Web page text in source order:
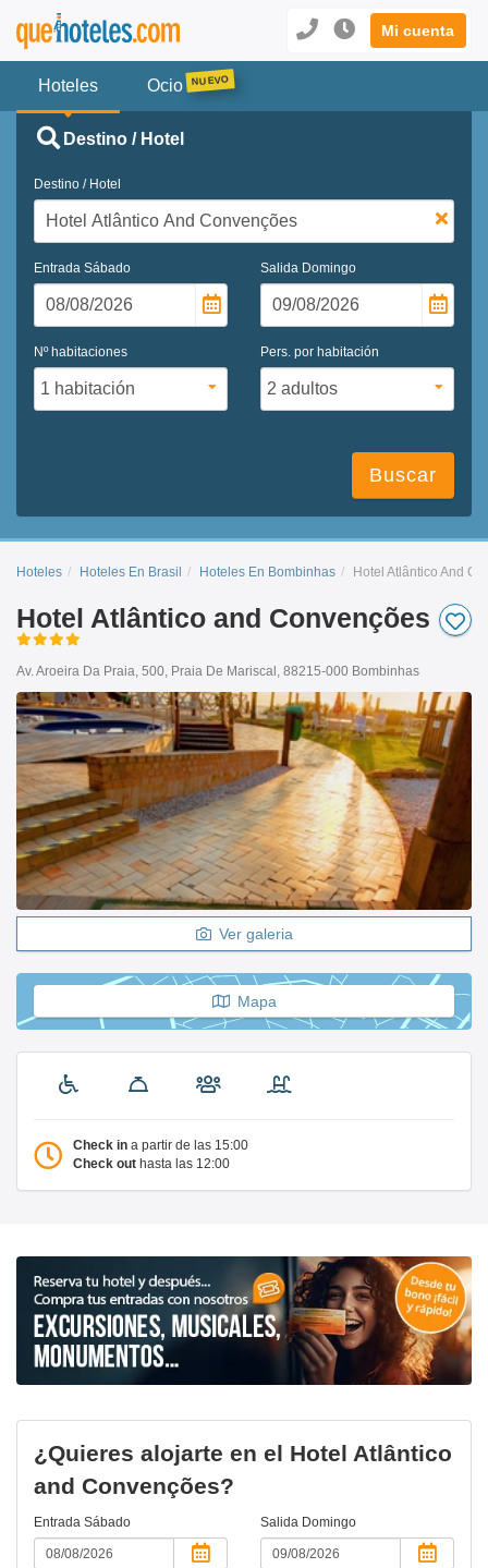
Mi cuenta
Hoteles Ocio
Destino / Hotel
Destino / Hotel
Entrada Sábado Salida Domingo
Nº habitaciones Pers. por habitación
Buscar
Hoteles Hoteles En Brasil Hoteles En Bombinhas Hotel Atlântico And
Hotel Atlântico and Convenções
Av. Aroeira Da Praia, 500, Praia De Mariscal, 88215-000 Bombinhas
Ver galeria
Mapa
Check in a partir de las 15:00
Check out hasta las 12:00
¿Quieres alojarte en el Hotel Atlântico
and Convenções?
Entrada Sábado Salida Domingo